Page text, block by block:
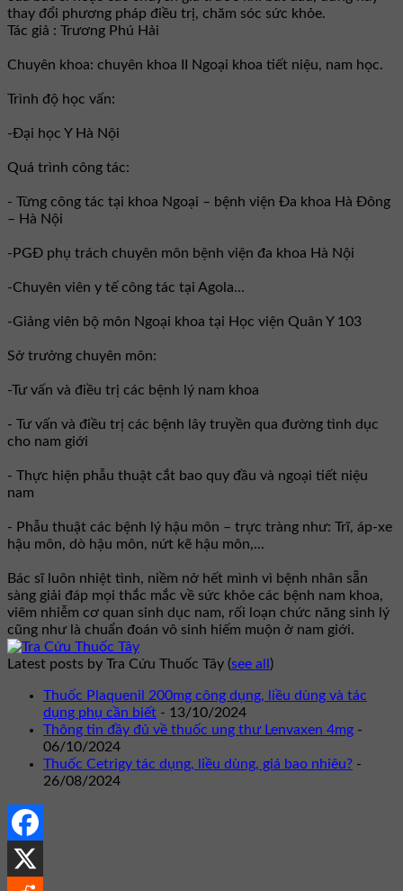
thay đổi phương pháp điều trị, chăm sóc sức khỏe.
Tác giả : Trương Phú Hải
Chuyên khoa: chuyên khoa II Ngoại khoa tiết niệu, nam học.
Trình độ học vấn:
-Đại học Y Hà Nội
Quá trình công tác:
- Từng công tác tại khoa Ngoại – bệnh viện Đa khoa Hà Đông
– Hà Nội
-PGĐ phụ trách chuyên môn bệnh viện đa khoa Hà Nội
-Chuyên viên y tế công tác tại Agola...
-Giảng viên bộ môn Ngoại khoa tại Học viện Quân Y 103
Sở trưởng chuyên môn:
-Tư vấn và điều trị các bệnh lý nam khoa
- Tư vấn và điều trị các bệnh lây truyền qua đường tình dục
cho nam giới
- Thực hiện phẫu thuật cắt bao quy đầu và ngoại tiết niệu
nam
- Phẫu thuật các bệnh lý hậu môn – trực tràng như: Trĩ, áp-xe
hậu môn, dò hậu môn, nứt kẽ hậu môn,...
Bác sĩ luôn nhiệt tình, niềm nở hết mình vì bệnh nhân sẵn
sàng giải đáp mọi thắc mắc về sức khỏe các bệnh nam khoa,
viêm nhiễm cơ quan sinh dục nam, rối loạn chức năng sinh lý
cũng như là chuẩn đoán vô sinh hiếm muộn ở nam giới.
Latest posts by Tra Cứu Thuốc Tây (see all )
Thuốc Plaquenil 200mg công dụng, liều dùng và tác
dụng phụ cần biết - 13/10/2024
Thông tin đầy đủ về thuốc ung thư Lenvaxen 4mg -
06/10/2024
Thuốc Cetrigy tác dụng, liều dùng, giá bao nhiêu? -
26/08/2024